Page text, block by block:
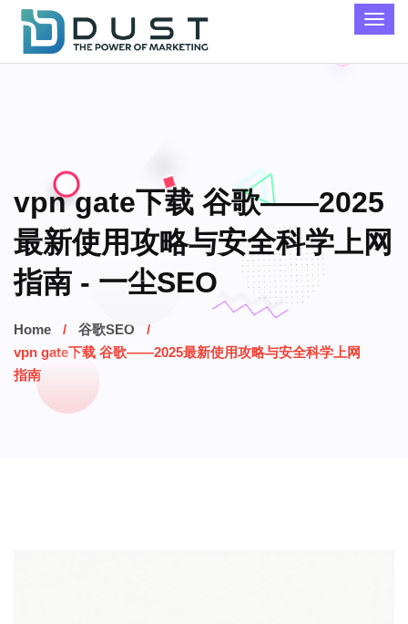
vpn gate下载 谷歌——2025
最新使用攻略与安全科学上网
指南 - 一尘SEO
Home
谷歌SEO
vpn gate下载 谷歌——2025最新使用攻略与安全科学上网
指南